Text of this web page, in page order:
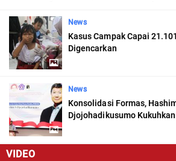
News
Kasus Campak Capai
Digencarkan
News
Konsolidasi Formas,
Djojohadikusumo
VIDEO